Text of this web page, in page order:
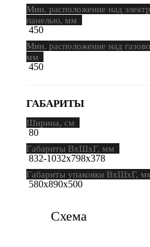
Мин. расположение над
панелью, мм
450
Мин. расположение над
мм
450
ГАБАРИТЫ
Ширина, см
80
Габариты ВхШхГ, мм
832-1032х798х378
Габариты упаковки ВхШхГ,
580х890х500
Схема